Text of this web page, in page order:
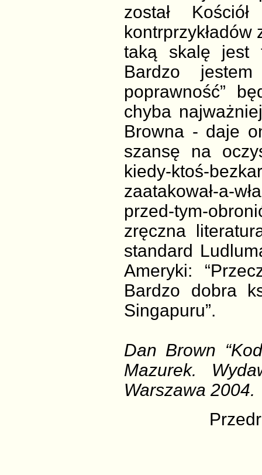
został
taką skalę jest
Bardzo
poprawność”
chyba
Browna - daje
szansę na
kiedy-ktoś-
zaatakował-a-
przed-tym-
zręczna
standard
Ameryki:
Bardzo dobra
Singapuru”.
Dan Brown
Mazurek.
Warszawa 2004.